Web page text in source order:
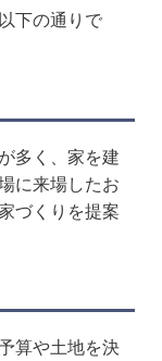
下の通りで
多く、家を建
に来場したお
づくりを提案
算や土地を決